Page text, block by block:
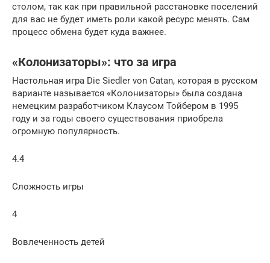
столом, так как при правильной расстановке поселений
для вас не будет иметь роли какой ресурс менять. Сам
процесс обмена будет куда важнее.
«Колонизаторы»: что за игра
Настольная игра Die Siedler von Catan, которая в русском
варианте называется «Колонизаторы» была создана
немецким разработчиком Клаусом Тойбером в 1995
году и за годы своего существования приобрела
огромную популярность.
4.4
Сложность игры
4
Вовлеченность детей